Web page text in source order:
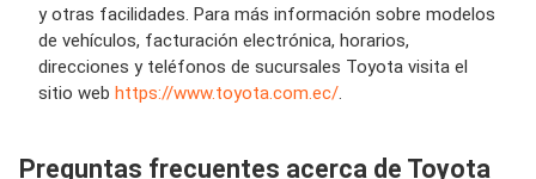
y otras facilidades. Para más información sobre modelos
de vehículos, facturación electrónica, horarios,
direcciones y teléfonos de sucursales Toyota visita el
sitio web https://www.toyota.com.ec/.
Preguntas frecuentes acerca de Toyota